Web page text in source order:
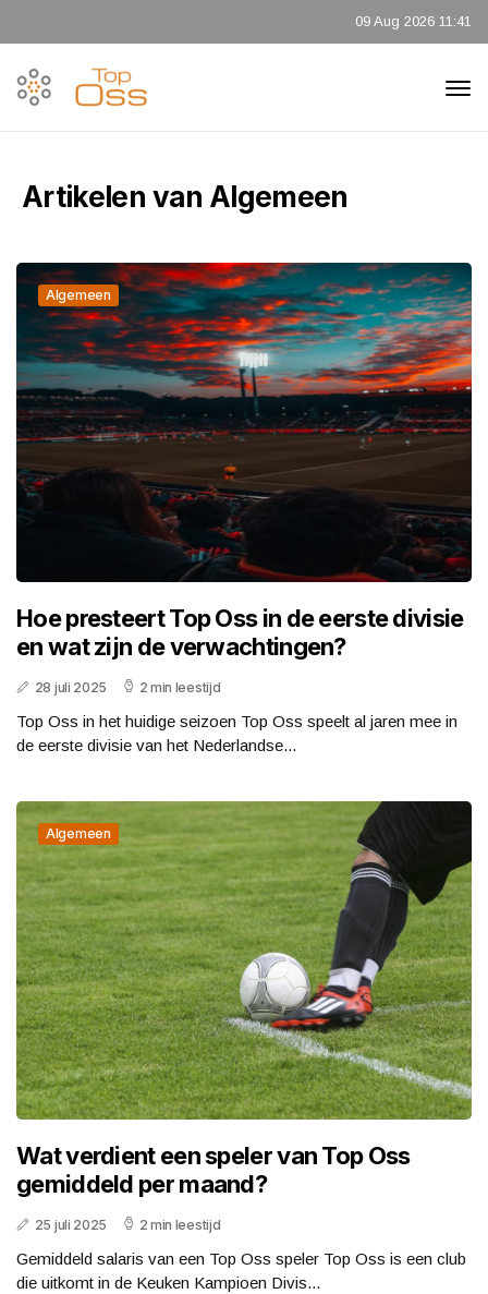
09 Aug 2026 11:41
Artikelen van Algemeen
Algemeen
Hoe presteert Top Oss in de eerste divisie
en wat zijn de verwachtingen?
28 juli 2025 2 min leestijd
Top Oss in het huidige seizoen Top Oss speelt al jaren mee in
de eerste divisie van het Nederlandse...
Algemeen
Wat verdient een speler van Top Oss
gemiddeld per maand?
25 juli 2025 2 min leestijd
Gemiddeld salaris van een Top Oss speler Top Oss is een club
die uitkomt in de Keuken Kampioen Divis...